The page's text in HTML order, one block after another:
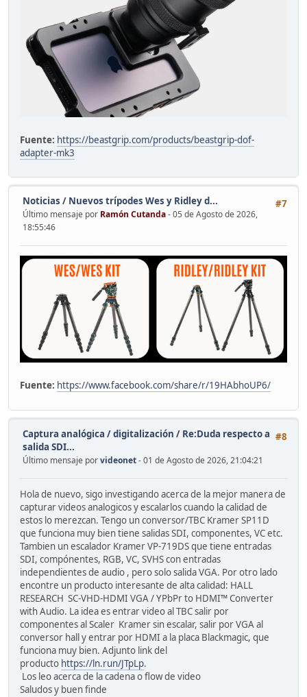
Fuente: https://beastgrip.com/products/beastgrip-dof-
adapter-mk3
#7
Noticias / Nuevos trípodes Wes y Ridley d...
Último mensaje por Ramón Cutanda- 05 de Agosto de 2026,
18:55:46
Fuente: https://www.facebook.com/share/r/19HAbhoUP6/
#8
Captura analógica / digitalización / Re:Duda respecto a
salida SDI...
Último mensaje porvideonet- 01 de Agosto de 2026, 21:04:21
Hola de nuevo, sigo investigando acerca de la mejor manera de
capturar videos analogicos y escalarlos cuando la calidad de
estos lo merezcan. Tengo un conversor/TBC Kramer SP11D
que funciona muy bien tiene salidas SDI, componentes, VC etc.
Tambien un escalador Kramer VP-719DS que tiene entradas
SDI, compónentes, RGB, VC, SVHS con entradas
independientes de audio , pero solo salida VGA. Por otro lado
encontre un producto interesante de alta calidad: HALL
RESEARCH SC-VHD-HDMI VGA / YPbPr to HDMI™ Converter
with Audio. La idea es entrar video al TBC salir por
componentes al Scaler Kramer sin escalar, salir por VGA al
conversor hall y entrar por HDMI a la placa Blackmagic, que
funciona muy bien. Adjunto link del
producto https://ln.run/JTpLp.
Los leo acerca de la cadena o flow de video
Saludos y buen finde